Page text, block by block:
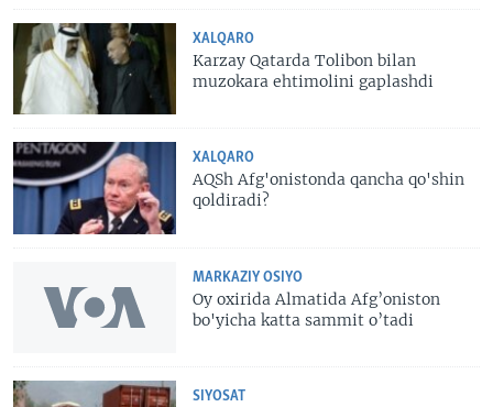
XALQARO
Karzay Qatarda Tolibon bilan
muzokara ehtimolini gaplashdi
XALQARO
AQSh Afg'onistonda qancha qo'shin
qoldiradi?
MARKAZIY OSIYO
Oy oxirida Almatida Afg’oniston
bo'yicha katta sammit o’tadi
SIYOSAT